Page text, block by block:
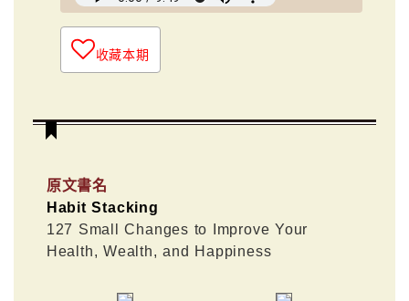
收藏本期
原文書名
Habit Stacking
127 Small Changes to Improve Your
Health, Wealth, and Happiness